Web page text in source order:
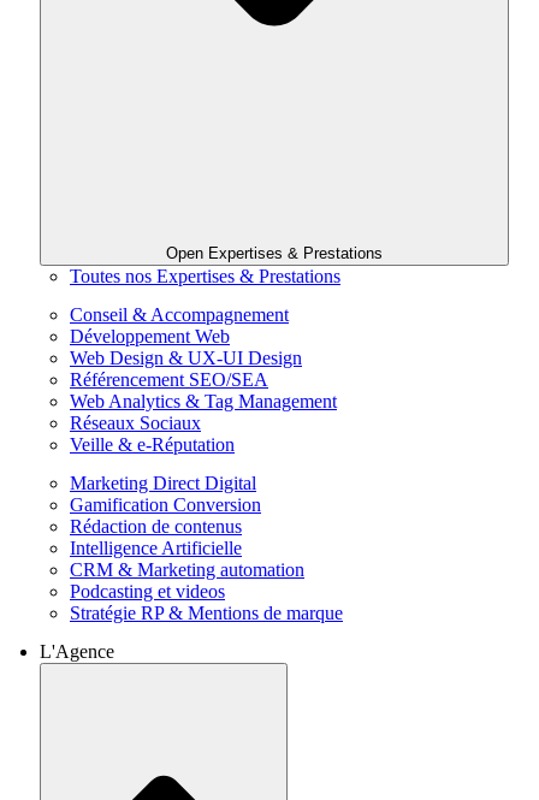
Open Expertises & Prestations
Toutes nos Expertises & Prestations
Conseil & Accompagnement
Développement Web
Web Design & UX-UI Design
Référencement SEO/SEA
Web Analytics & Tag Management
Réseaux Sociaux
Veille & e-Réputation
Marketing Direct Digital
Gamification Conversion
Rédaction de contenus
Intelligence Artificielle
CRM & Marketing automation
Podcasting et videos
Stratégie RP & Mentions de marque
L'Agence